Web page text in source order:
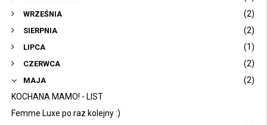
WRZEŚNIA (2)
SIERPNIA (2)
LIPCA (1)
CZERWCA (2)
MAJA
(2)
KOCHANA MAMO! - LIST
Femme Luxe po raz kolejny :)